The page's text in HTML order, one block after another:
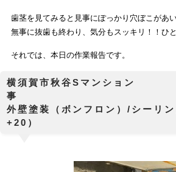
歯茎を見てみると見事にぽっかり穴ぼこがあ
無事に抜歯も終わり、気分もスッキリ！！ひ
それでは、本日の作業報告です。
横須賀市秋谷Sマン
外壁塗装（ボンフロン）/シーリ
+20）